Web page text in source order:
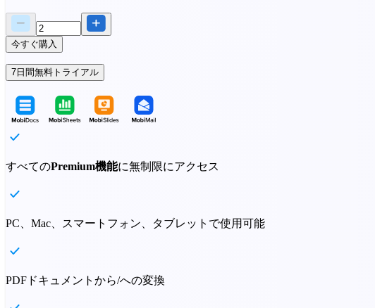
今すぐ購入
7日間無料トライアル
すべてのPremium機能に無制限にアクセス
PC、Mac、スマートフォン、タブレットで使用可能
PDFドキュメントから/への変換